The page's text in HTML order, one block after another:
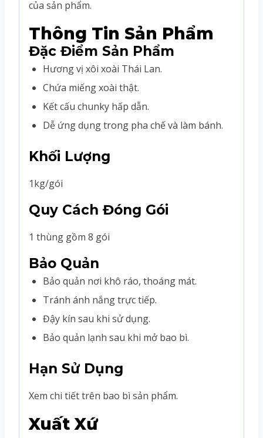
của sản phẩm.
Thông Tin Sản Phẩm
Đặc Điểm Sản Phẩm
Hương vị xôi xoài Thái Lan.
Chứa miếng xoài thật.
Kết cấu chunky hấp dẫn.
Dễ ứng dụng trong pha chế và làm bánh.
Khối Lượng
1kg/gói
Quy Cách Đóng Gói
1 thùng gồm 8 gói
Bảo Quản
Bảo quản nơi khô ráo, thoáng mát.
Tránh ánh nắng trực tiếp.
Đậy kín sau khi sử dụng.
Bảo quản lạnh sau khi mở bao bì.
Hạn Sử Dụng
Xem chi tiết trên bao bì sản phẩm.
Xuất Xứ